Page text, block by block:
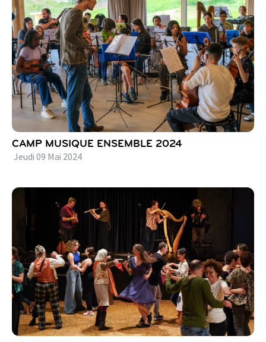
CAMP MUSIQUE ENSEMBLE 2024
Jeudi 09 Mai 2024